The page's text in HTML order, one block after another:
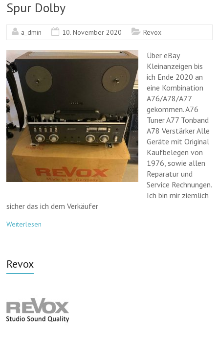
Spur Dolby
a_dmin 10. November 2020 Revox
Über eBay
Kleinanzeigen bis
ich Ende 2020 an
eine Kombination
A76/A78/A77
gekommen. A76
Tuner A77 Tonband
A78 Verstärker Alle
Geräte mit Original
Kaufbelegen von
1976, sowie allen
Reparatur und
Service Rechnungen.
Ich bin mir ziemlich
sicher das ich dem Verkäufer
Weiterlesen
Revox